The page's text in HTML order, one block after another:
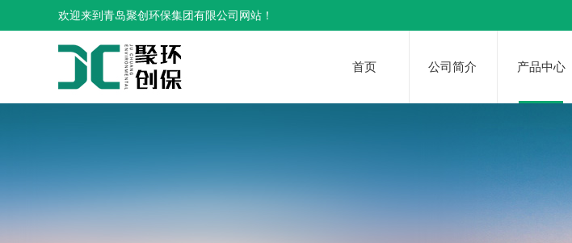
欢迎来到青岛聚创环保集团有限公司网站！
首页 公司简介 产品中心